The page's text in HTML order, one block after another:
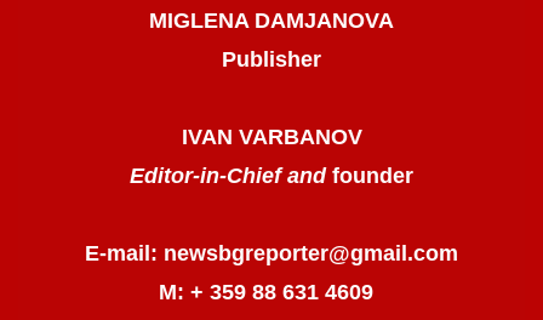
MIGLENA DAMJANOVA
Publisher
IVAN VARBANOV
Editor-in-Chief and founder
E-mail: newsbgreporter@gmail.com
М: + 359 88 631 4609